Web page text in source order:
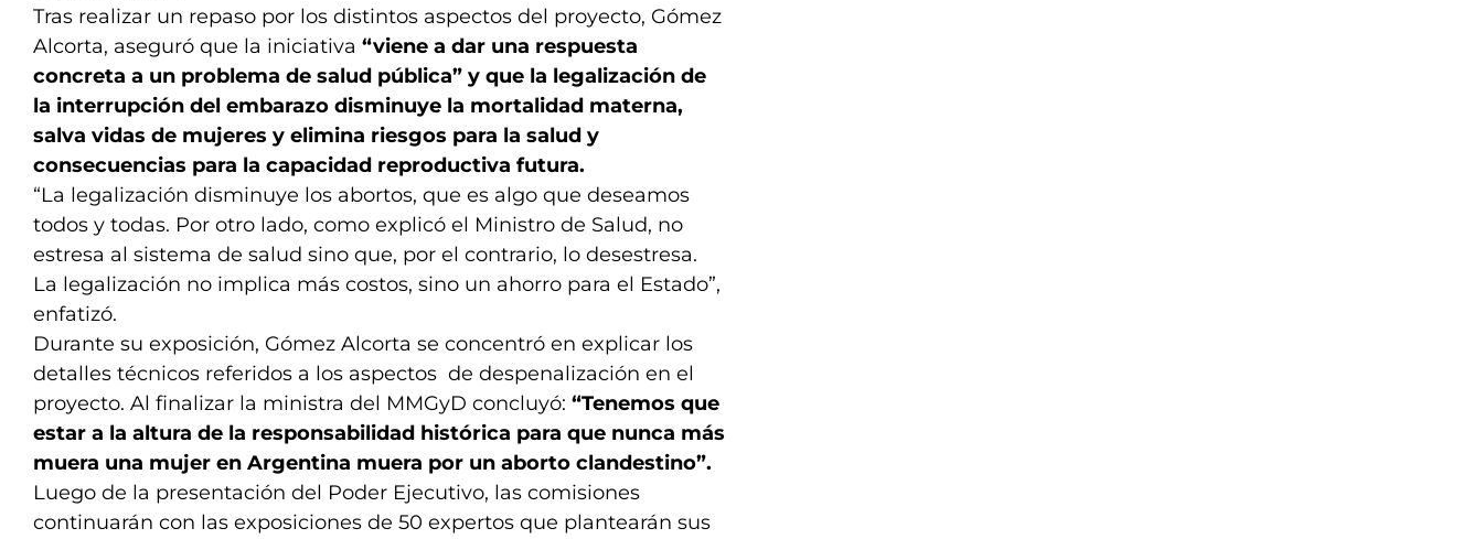
Tras realizar un repaso por los distintos aspectos del proyecto, Gómez
Alcorta, aseguró que la iniciativa “viene a dar una respuesta
concreta a un problema de salud pública” y que la legalización de
la interrupción del embarazo disminuye la mortalidad materna,
salva vidas de mujeres y elimina riesgos para la salud y
consecuencias para la capacidad reproductiva futura.
“La legalización disminuye los abortos, que es algo que deseamos
todos y todas. Por otro lado, como explicó el Ministro de Salud, no
estresa al sistema de salud sino que, por el contrario, lo desestresa.
La legalización no implica más costos, sino un ahorro para el Estado”,
enfatizó.
Durante su exposición, Gómez Alcorta se concentró en explicar los
detalles técnicos referidos a los aspectos de despenalización en el
proyecto. Al finalizar la ministra del MMGyD concluyó: “Tenemos que
estar a la altura de la responsabilidad histórica para que nunca más
muera una mujer en Argentina muera por un aborto clandestino”.
Luego de la presentación del Poder Ejecutivo, las comisiones
continuarán con las exposiciones de 50 expertos que plantearán sus